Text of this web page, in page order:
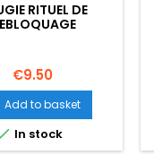
RITUEL DE
Price
€9.50
Add to basket
In stock